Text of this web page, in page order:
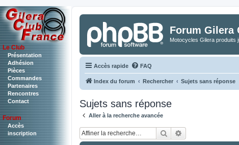
Le Club
Présentation
Adhésion
Pièces
Commandes
Partenaires
Rencontres
Contact
Forum
Accès
inscription
Forum Gilera
Motocycles Gilera produits
Accès rapide FAQ
Index du forum Rechercher Sujets sans réponse
Sujets sans réponse
Aller à la recherche avancée
Rechercher